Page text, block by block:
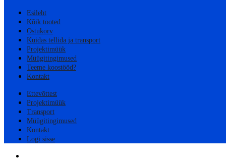
Esileht
Kõik tooted
Ostukorv
Kuidas tellida ja transport
Projektimüük
Müügitingimused
Teeme koostööd?
Kontakt
Ettevõttest
Projektimüük
Transport
Müügitingimused
Kontakt
Logi sisse